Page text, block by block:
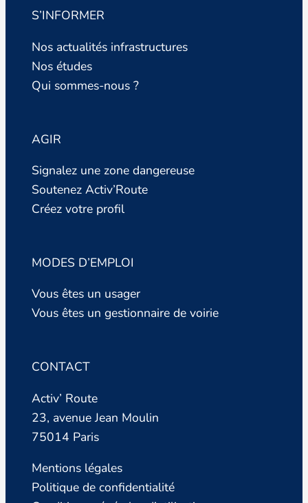
S’INFORMER
Nos actualités infrastructures
Nos études
Qui sommes-nous ?
AGIR
Signalez une zone dangereuse
Soutenez Activ’Route
Créez votre profil
MODES D’EMPLOI
Vous êtes un usager
Vous êtes un gestionnaire de voirie
CONTACT
Activ’ Route
23, avenue Jean Moulin
75014 Paris
Mentions légales
Politique de confidentialité